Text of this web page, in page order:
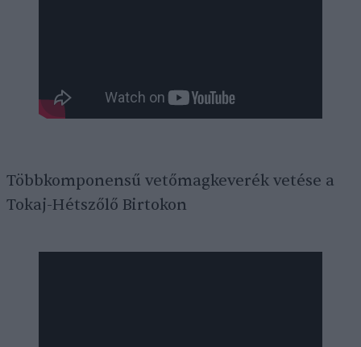
Többkomponensű vetőmagkeverék vetése a
Tokaj-Hétszőlő Birtokon